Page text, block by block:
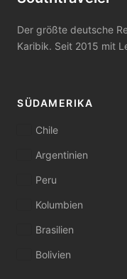
Der größte deutsche
Karibik. Seit 2015 mit
SÜDAMERIKA
Chile
Argentinien
Peru
Kolumbien
Brasilien
Bolivien